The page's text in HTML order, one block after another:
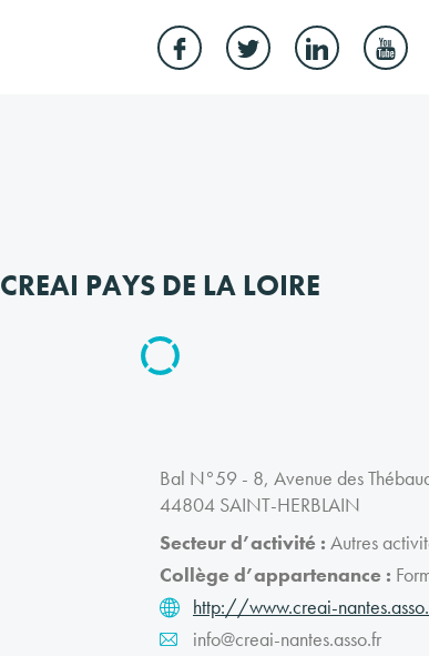
CREAI PAYS DE LA LOIRE
Bal N°59 - 8, Avenue des
44804 SAINT-HERBLAIN
Secteur d’activité : Autres
Collège d’appartenance :
http://www.creai-
info@creai-nantes.asso.fr